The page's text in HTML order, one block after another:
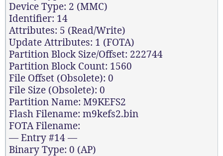
Device Type: 2 (MMC)
Identifier: 14
Attributes: 5 (Read/Write)
Update Attributes: 1 (FOTA)
Partition Block Size/Offset: 222744
Partition Block Count: 1560
File Offset (Obsolete): 0
File Size (Obsolete): 0
Partition Name: M9KEFS2
Flash Filename: m9kefs2.bin
FOTA Filename:
— Entry #14 —
Binary Type: 0 (AP)